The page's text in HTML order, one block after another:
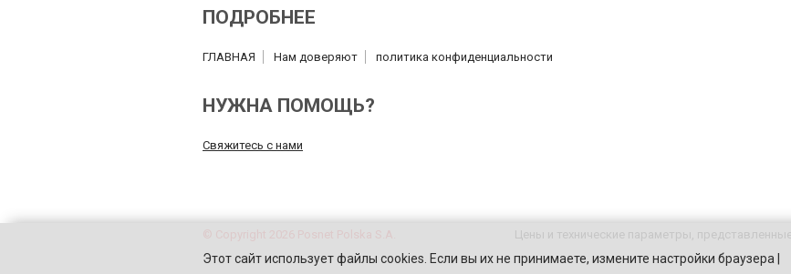
ПОДРОБНЕЕ
ГЛАВНАЯ Нам доверяют политика конфиденциальности
НУЖНА ПОМОЩЬ?
Свяжитесь с нами
Цены и технические параметры,
Этот сайт использует файлы cookies. Если вы их не принимаете, измените настройки браузера |